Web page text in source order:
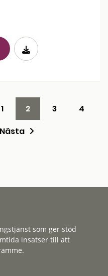
1 2 3
4
Nästa
som ger stöd
insatser till att